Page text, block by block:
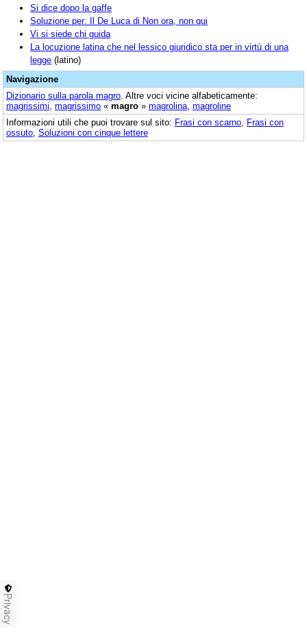
Si dice dopo la gaffe
Soluzione per: Il De Luca di Non ora, non qui
Vi si siede chi guida
La locuzione latina che nel lessico giuridico sta per in virtù di una
legge (latino)
Navigazione
Dizionario sulla parola magro . Altre voci vicine alfabeticamente:
magrissimi magrissimo « magro » magrolina magroline
Informazioni utili che puoi trovare sul sito: Frasi con scarno Frasi con
ossuto Soluzioni con cinque lettere
Privacy